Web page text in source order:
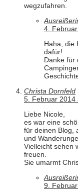
wegzufahren.
4.
Haha, die
dafür!
Danke für
Christa Dornfeld
5. Februar 2014
Liebe Nicole,
es war eine
für deinen Blog,
und
Vielleicht sehen
freuen.
Sie umarmt
9.